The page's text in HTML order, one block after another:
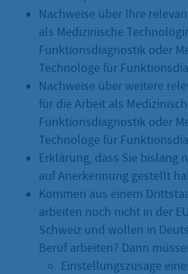
Nachweise über Ihre
als Medizinische
Funktionsdiagnostik oder
Technologe für
Nachweise über weitere
für die Arbeit als
Funktionsdiagnostik oder
Technologe für
Erklärung, dass Sie bislang
auf Anerkennung gestellt
Kommen aus einem
arbeiten noch nicht in der
Schweiz und wollen in
Beruf arbeiten? Dann
Einstellungszusage